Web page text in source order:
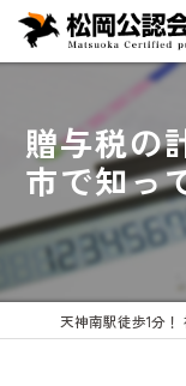
贈与税の
市で知っ